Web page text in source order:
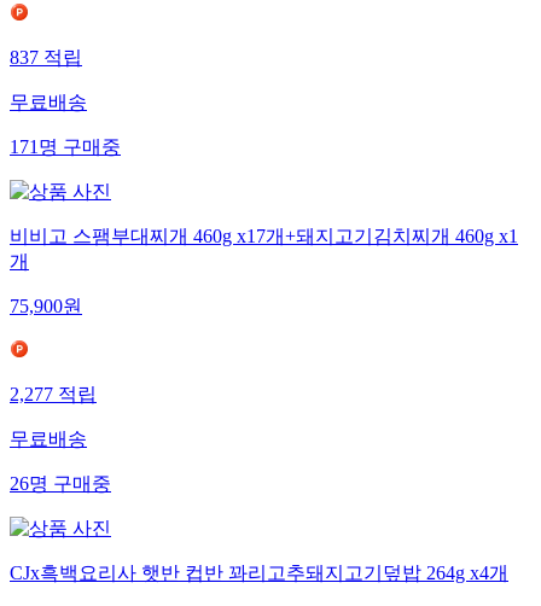
837 적립
무료배송
171 명 구매중
비비고 스팸부대찌개 460g x17개+돼지고기김치찌개 460g x1
개
75,900원
2,277 적립
무료배송
26명 구매중
CJx흑백요리사 햇반 컵반 꽈리고추돼지고기덮밥 264g x4개